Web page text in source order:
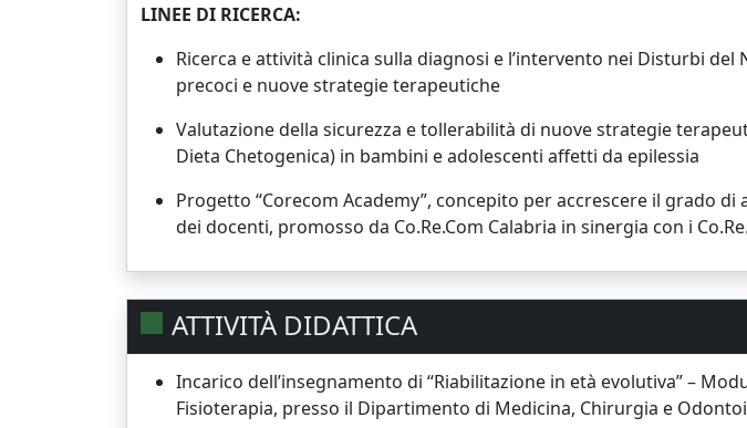
LINEE DI RICERCA:
Ricerca e attività clinica sulla diagnosi e l’intervento nei Disturbi
precoci e nuove strategie terapeutiche
Valutazione della sicurezza e tollerabilità di nuove strategie
Dieta Chetogenica) in bambini e adolescenti affetti da epilessia
Progetto “Corecom Academy”, concepito per accrescere il grado
dei docenti, promosso da Co.Re.Com Calabria in sinergia con i
ATTIVITÀ DIDATTICA
Incarico dell’insegnamento di “Riabilitazione in età evolutiva” –
Fisioterapia, presso il Dipartimento di Medicina, Chirurgia e